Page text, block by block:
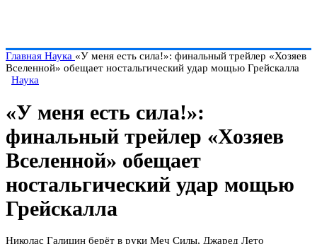
Главная Наука «У меня есть сила!»: финальный трейлер «Хозяев
Вселенной» обещает ностальгический удар мощью Грейскалла
Наука
«У меня есть сила!»:
финальный трейлер «Хозяев
Вселенной» обещает
ностальгический удар мощью
Грейскалла
Николас Галицин берёт в руки Меч Силы, Джаред Лето